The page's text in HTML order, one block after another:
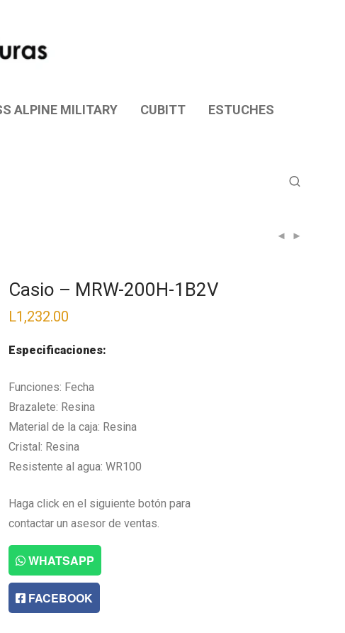
ALPINE MILITARY CUBITT ESTUCHES
Casio – MRW-200H-1B2V
L1,232.00
Especificaciones:
Funciones: Fecha
Brazalete: Resina
Material de la caja: Resina
Cristal: Resina
Resistente al agua: WR100
Haga click en el siguiente botón para
contactar un asesor de ventas.
WHATSAPP
FACEBOOK